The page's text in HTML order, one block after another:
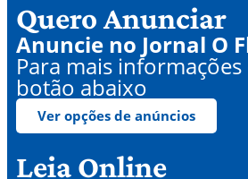
Quero Anunciar
Anuncie no Jornal O
Para mais
botão abaixo
Ver opções de anúncios
Leia Online